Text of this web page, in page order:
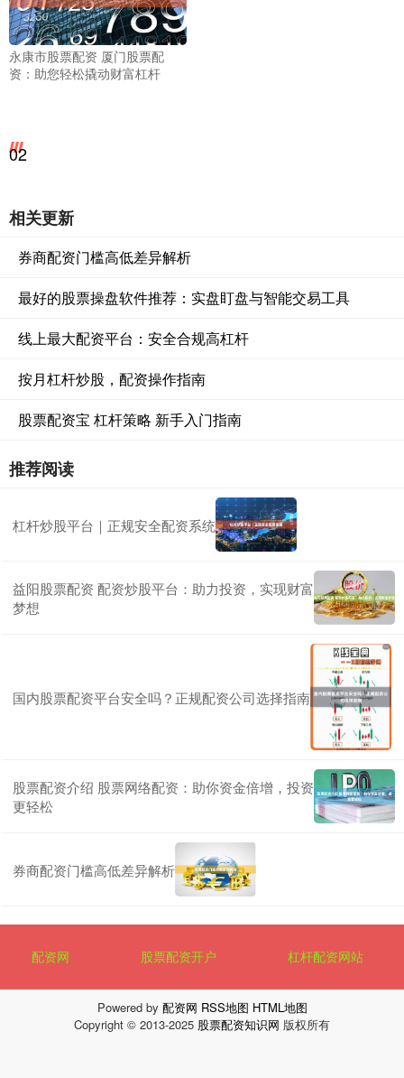
永康市股票配资 厦门股票配
资：助您轻松撬动财富杠杆
02
相关更新
券商配资门槛高低差异解析
最好的股票操盘软件推荐：实盘盯盘与智能交易工具
线上最大配资平台：安全合规高杠杆
按月杠杆炒股，配资操作指南
股票配资宝 杠杆策略 新手入门指南
推荐阅读
杠杆炒股平台｜正规安全配资系统
益阳股票配资 配资炒股平台：助力投资，实现财富
梦想
国内股票配资平台安全吗？正规配资公司选择指南
股票配资介绍 股票网络配资：助你资金倍增，投资
更轻松
券商配资门槛高低差异解析
配资网 股票配资开户 杠杆配资网站
Powered by 配资网 RSS地图 HTML地图
Copyright © 2013-2025 股票配资知识网 版权所有